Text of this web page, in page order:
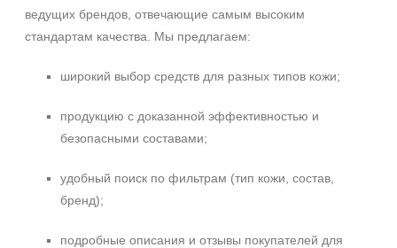
ведущих брендов, отвечающие самым высоким
стандартам качества. Мы предлагаем:
широкий выбор средств для разных типов кожи;
продукцию с доказанной эффективностью и
безопасными составами;
удобный поиск по фильтрам (тип кожи, состав,
бренд);
подробные описания и отзывы покупателей для